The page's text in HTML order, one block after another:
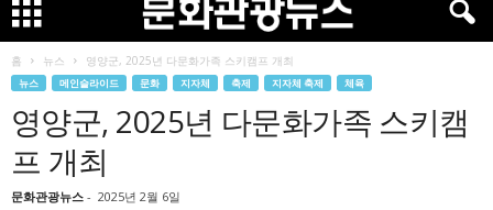
홈 뉴스 영양군, 2025년 다문화가족 스키캠프 개최
뉴스 메인슬라이드 문화 지자체 축제 지자체 축제 체육
영양군, 2025년 다문화가족 스키캠
프 개최
문화관광뉴스 - 2025년 2월 6일